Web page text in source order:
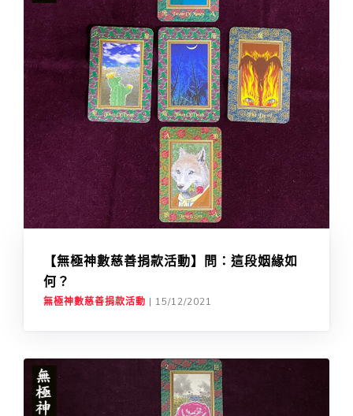
【無極神數慈善捐款活動】問：這段姻緣如
何？
無極神數慈善捐款活動 | 15/12/2021